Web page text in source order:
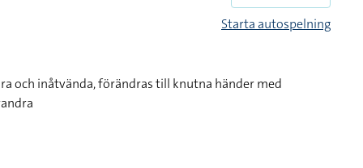
Starta autospelning
och inåtvända, förändras till knutna händer med